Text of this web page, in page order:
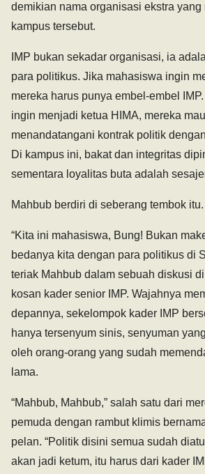
demikian nama organisasi ekstra yang
kampus tersebut.
IMP bukan sekadar organisasi, ia
para politikus. Jika mahasiswa ingin
mereka harus punya embel-embel
ingin menjadi ketua HIMA, mereka
menandatangani kontrak politik
Di kampus ini, bakat dan integritas
sementara loyalitas buta adalah
Mahbub berdiri di seberang tembok
“Kita ini mahasiswa, Bung! Bukan
bedanya kita dengan para politikus di
teriak Mahbub dalam sebuah diskusi
kosan kader senior IMP. Wajahnya
depannya, sekelompok kader IMP
hanya tersenyum sinis, senyuman
oleh orang-orang yang sudah
lama.
“Mahbub, Mahbub,” salah satu dari
pemuda dengan rambut klimis
pelan. “Politik disini semua sudah
akan jadi ketum, itu harus dari kader